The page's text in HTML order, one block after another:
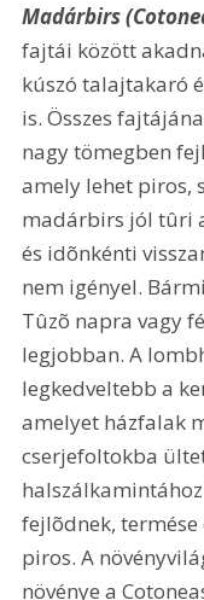
Madárbirs
fajtái között
kúszó talajtakaró
is. Összes
nagy tömegben
amely lehet piros,
madárbirs jól tûri
és idõnkénti
nem igényel.
Tûzõ napra vagy
legjobban. A
legkedveltebb a
amelyet házfalak
cserjefoltokba
fejlõdnek, termése
piros. A
növénye a